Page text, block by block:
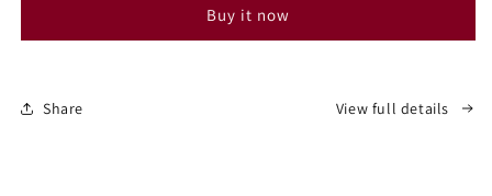
Buy it now
Share View full details